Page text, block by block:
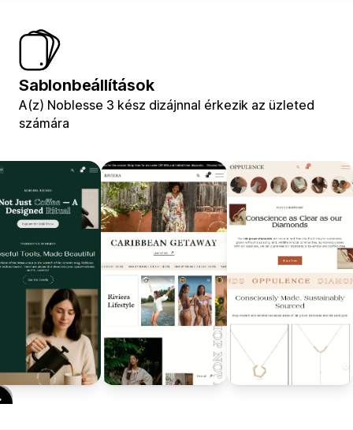
Sablonbeállítások
A(z) Noblesse 3 kész dizájnnal érkezik az üzleted
számára